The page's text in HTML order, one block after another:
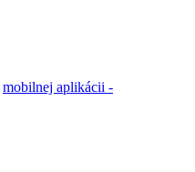
mobilnej aplikácii -